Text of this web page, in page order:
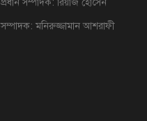
প্রধান সম্পাদক: রিয়াজ হোসেন
সম্পাদক: মনিরুজ্জামান আশরাফী